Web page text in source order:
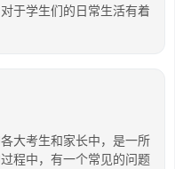
于学生们的日常生活有着
大考生和家长中，是一所
程中，有一个常见的问题